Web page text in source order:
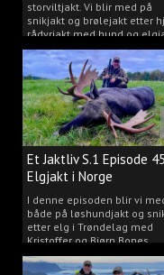
storviltjakt. Vi blir med på
snikjakt og brølejakt etter
rådyrjakt med hund og
Trøndelag.
Et Jaktliv S.1 Episode
Elgjakt i Norge
I denne episoden blir vi
både på løshundjakt og
etter elg i Trøndelag med
Kristoffer og Bjørn Bones